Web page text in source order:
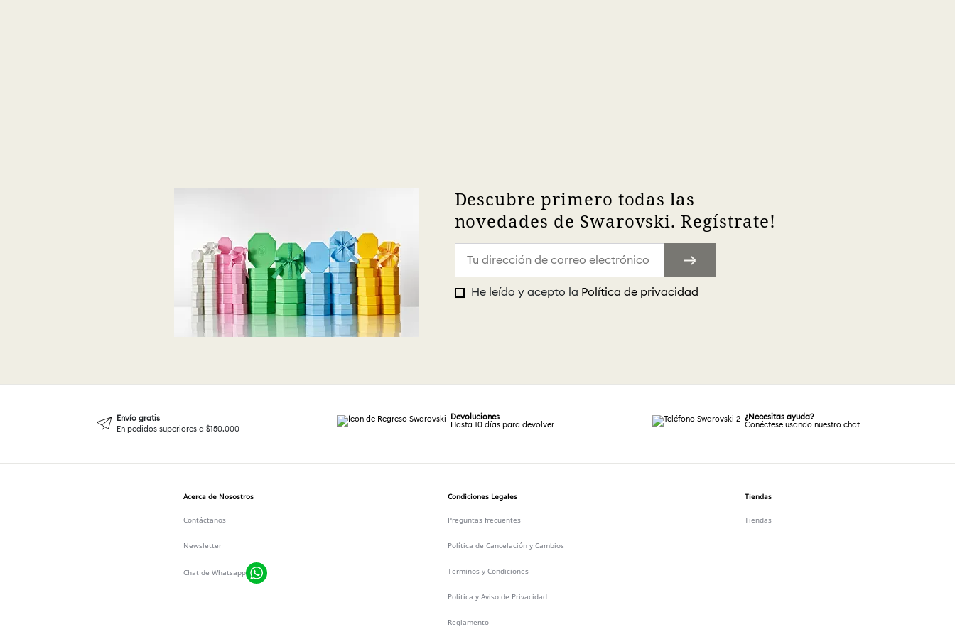
Descubre primero todas las
novedades de Swarovski. Regístrate!
He leído y acepto la Política de privacidad
Envío gratis
En pedidos superiores a $150.000
Devoluciones
Hasta 10 días para devolver
¿Necesitas ayuda?
Conéctese usando nuestro chat
Acerca de Nosostros
Contáctanos
Newsletter
Chat de Whatsapp
Condiciones Legales
Preguntas frecuentes
Política de Cancelación y Cambios
Terminos y Condiciones
Política y Aviso de Privacidad
Reglamento
Tiendas
Tiendas